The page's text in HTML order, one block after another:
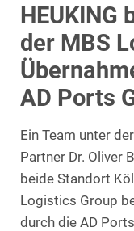
HEUKING
der MBS
AD Ports
Ein Team unter
Partner Dr. Oliver
beide Standort
Logistics Group
durch die AD